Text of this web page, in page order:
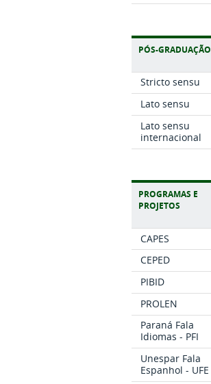
PÓS-GRADUAÇÃO
Stricto sensu
Lato sensu
Lato sensu
internacional
PROGRAMAS E
PROJETOS
CAPES
CEPED
PIBID
PROLEN
Paraná Fala
Idiomas - PFI
Unespar Fala
Espanhol - UFE